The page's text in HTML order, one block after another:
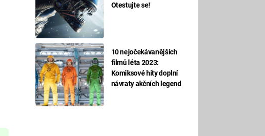
Otestujte se!
10 nejočekávanějších
filmů léta 2023:
Komiksové hity doplní
návraty akčních legend